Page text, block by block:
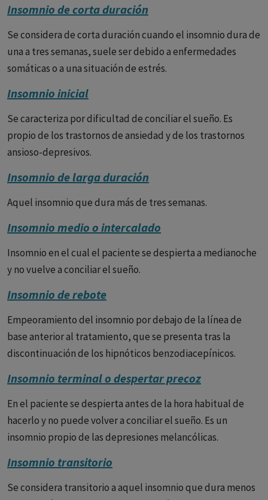
Causas:Las causas del insomnio son variadas y pueden ser
- Fisiológicas:Como enfermedades médicas, dolor
crónico, trastornos del sueño como la apnea del sueño o el
preocupaciones.
- Ambientales:Como ruido, luz, o una cama incómoda.
- Conductuales:Como horarios de sueño irregulares,
consumo de cafeína o alcohol antes de acostarse, o siestas
- Dificultad para conciliar el sueño.
- Despertarse durante la noche y no poder volver a
- Despertarse demasiado temprano por la mañana.
- Sensación de no haber descansado durante la noche.
- Cansancio durante el día.
- Dificultad para concentrarse o prestar atención.
- Irritabilidad o mal humor.
Diagnóstico:El diagnóstico del insomnio se basa en la
evaluación de los síntomas, el historial médico y familiar, y
Insomnio de corta duración
Se considera de corta duración cuando el insomnio dura de
una a tres semanas, suele ser debido a enfermedades
somáticas o a una situación de estrés.
Insomnio inicial
Se caracteriza por dificultad de conciliar el sueño. Es
propio de los trastornos de ansiedad y de los trastornos
ansioso-depresivos.
Insomnio de larga duración
Aquel insomnio que dura más de tres semanas.
Insomnio medio o intercalado
Insomnio en el cual el paciente se despierta a medianoche
y no vuelve a conciliar el sueño.
Insomnio de rebote
Empeoramiento del insomnio por debajo de la línea de
base anterior al tratamiento, que se presenta tras la
discontinuación de los hipnóticos benzodiacepínicos.
Insomnio terminal o despertar precoz
En el paciente se despierta antes de la hora habitual de
hacerlo y no puede volver a conciliar el sueño. Es un
insomnio propio de las depresiones melancólicas.
Insomnio transitorio
Se considera transitorio a aquel insomnio que dura menos